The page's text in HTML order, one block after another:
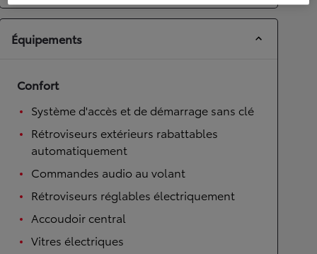
Équipements
Confort
Système d'accès et de démarrage sans clé
Rétroviseurs extérieurs rabattables
automatiquement
Commandes audio au volant
Rétroviseurs réglables électriquement
Accoudoir central
Vitres électriques